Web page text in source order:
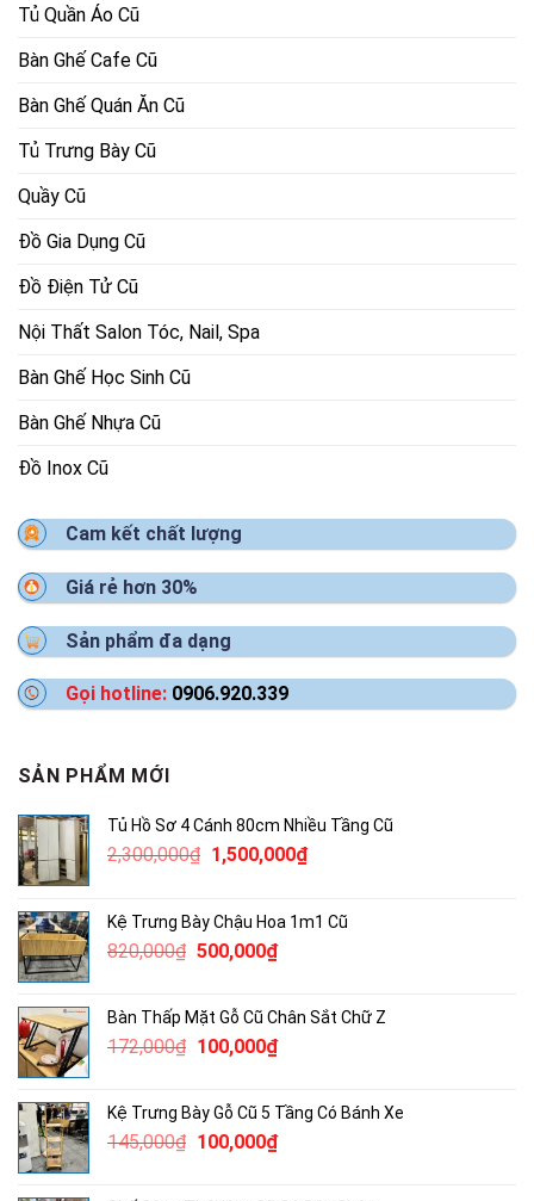
Tủ Quần Áo Cũ
Bàn Ghế Cafe Cũ
Bàn Ghế Quán Ăn Cũ
Tủ Trưng Bày Cũ
Quầy Cũ
Đồ Gia Dụng Cũ
Đồ Điện Tử Cũ
Nội Thất Salon Tóc, Nail, Spa
Bàn Ghế Học Sinh Cũ
Bàn Ghế Nhựa Cũ
Đồ Inox Cũ
Cam kết chất lượng
Giá rẻ hơn 30%
Sản phẩm đa dạng
Gọi hotline: 0906.920.339
SẢN PHẨM MỚI
Tủ Hồ Sơ 4 Cánh 80cm Nhiều Tầng Cũ
2,300,000₫ Giá
2,300,000₫.
1,500,000₫Giá
là:
Kệ Trưng Bày Chậu Hoa 1m1 Cũ
820,000₫ Giá
820,000₫.
500,000₫Giá
là:
500,000₫.
Bàn Thấp Mặt Gỗ Cũ Chân Sắt Chữ Z
172,000₫ Giá
172,000₫.
100,000₫Giá
là:
100,000₫.
Kệ Trưng Bày Gỗ Cũ 5 Tầng Có Bánh Xe
145,000₫ Giá
100,000₫Giá